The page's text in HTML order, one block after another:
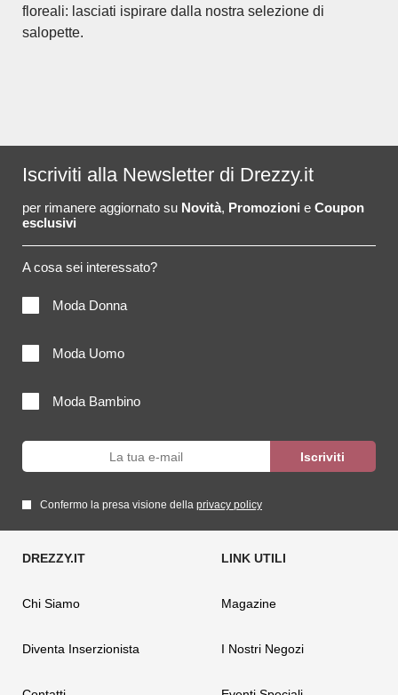
floreali: lasciati ispirare dalla nostra selezione di
salopette.
Iscriviti alla Newsletter di Drezzy.it
per rimanere aggiornato su Novità, Promozioni e Coupon
esclusivi
A cosa sei interessato?
Moda Donna
Moda Uomo
Moda Bambino
Confermo la presa visione della privacy policy
Chi Siamo
Diventa Inserzionista
Magazine
I Nostri Negozi